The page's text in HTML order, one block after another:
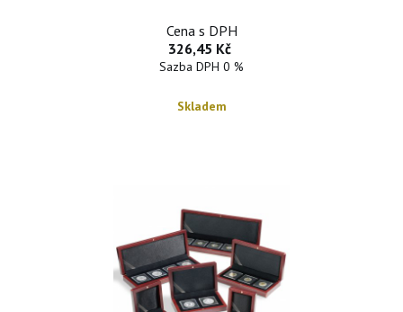
Cena s DPH
326,45 Kč
Sazba DPH 0 %
Skladem